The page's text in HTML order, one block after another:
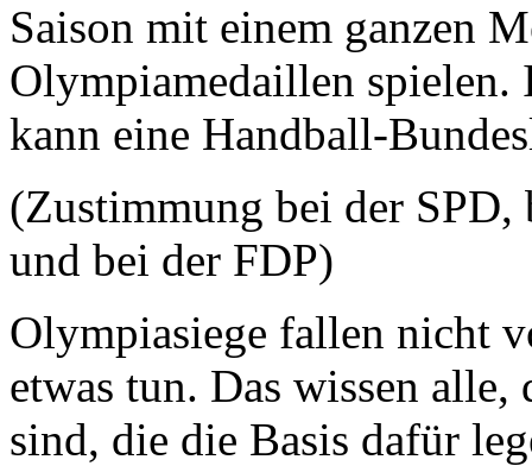
Saison mit einem ganzen
Olympiamedaillen
kann eine Handball-
(Zustimmung bei der
und bei der FDP)
Olympiasiege fallen nicht
etwas tun. Das wissen
sind, die die Basis dafür